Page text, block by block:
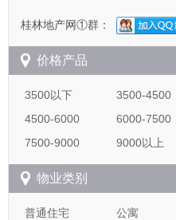
桂林地产网①群：
价格产品
3500以下
3500-4500
4500-6000
6000-7500
7500-9000
9000以上
物业类别
普通住宅
公寓